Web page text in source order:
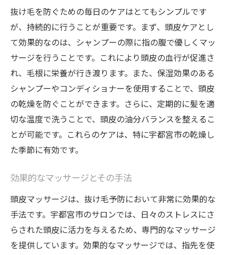
抜け毛を防ぐための毎日のケアはとてもシンプルです
が、持続的に行うことが重要です。まず、頭皮ケアとし
て効果的なのは、シャンプーの際に指の腹で優しくマッ
サージを行うことです。これにより頭皮の血行が促進さ
れ、毛根に栄養が行き渡ります。また、保湿効果のある
シャンプーやコンディショナーを使用することで、頭皮
の乾燥を防ぐことができます。さらに、定期的に髪を適
切な温度で洗うことで、頭皮の油分バランスを整えるこ
とが可能です。これらのケアは、特に宇都宮市の乾燥し
た季節に有効です。
効果的なマッサージとその手法
頭皮マッサージは、抜け毛予防において非常に効果的な
手法です。宇都宮市のサロンでは、日々のストレスにさ
らされた頭皮に活力を与えるため、専門的なマッサージ
を提供しています。効果的なマッサージでは、指先を使